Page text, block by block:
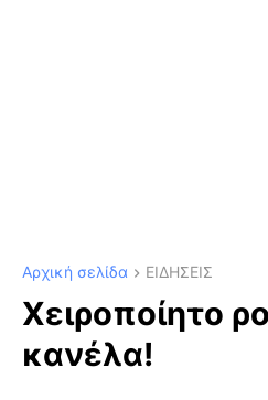
Αρχική σελίδα ΕΙΔΗΣΕΙΣ
Χειροποίητο
κανέλα!